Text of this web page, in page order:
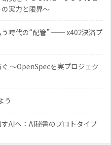
実力と限界〜
う時代の“配管” ── x402決済プ
〜OpenSpecを実プロジェク
う
AIへ：AI秘書のプロトタイプ